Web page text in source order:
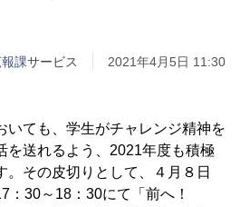
課サービス 2021年4月5日 11:30
いても、学生がチャレンジ精神を
を送れるよう、2021年度も積極
。その皮切りとして、４月８日
：30～18：30にて「前へ！